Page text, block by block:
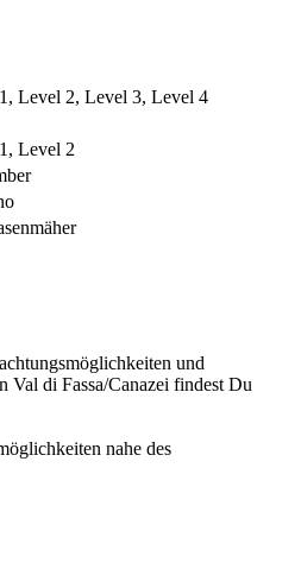
, Level 2, Level 3, Level 4
, Level 2
und
Val di Fassa/Canazei findest Du
nahe des